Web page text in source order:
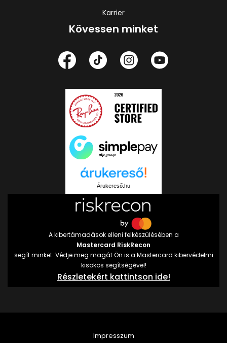
Karrier
Kövessen minket
Árukereső.hu
A kibertámadások elleni felkészülésében a
Mastercard RiskRecon
segít minket. Védje meg magát Ön is a Mastercard kibervédelmi
kisokos segítségével!
Részletekért kattintson ide!
Impresszum